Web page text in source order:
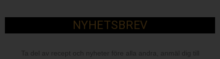
NYHETSBREV
Ta del av recept och nyheter före alla andra, anmäl dig till